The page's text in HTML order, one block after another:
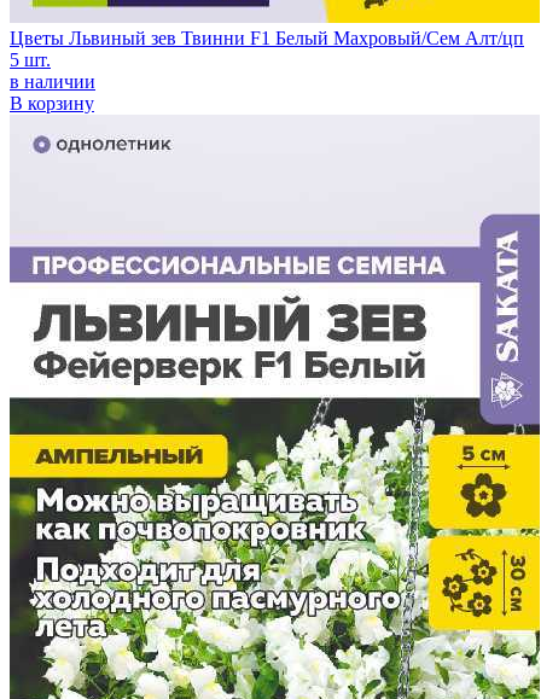
Цветы Львиный зев Твинни F1 Белый Махровый/Сем Алт/цп
5 шт.
в наличии
В корзину